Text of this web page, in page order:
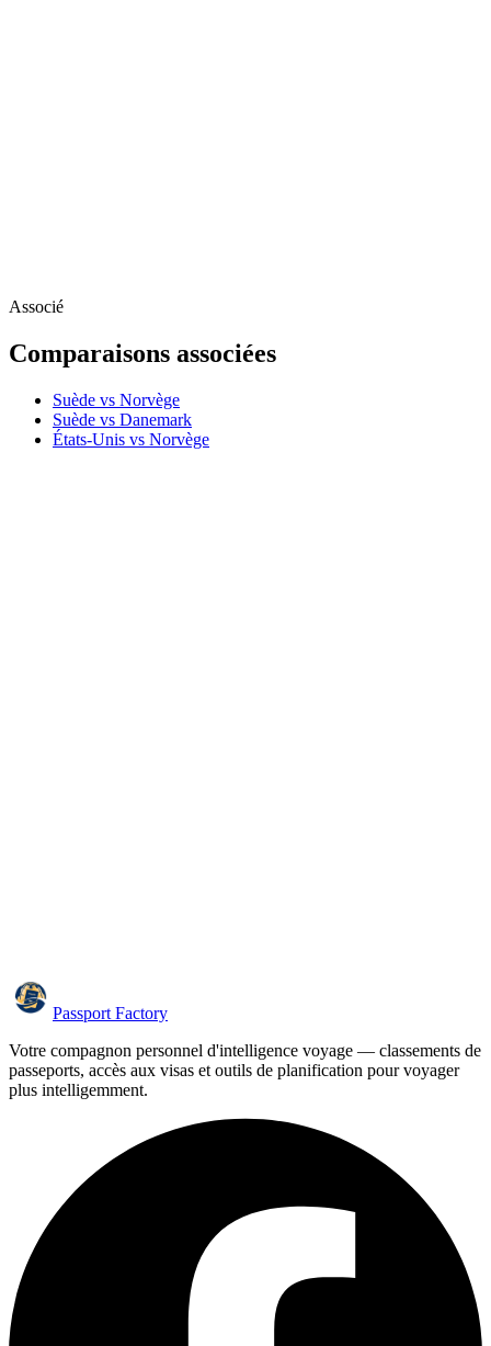
Associé
Comparaisons associées
Suède vs Norvège
Suède vs Danemark
États-Unis vs Norvège
Passport Factory
Votre compagnon personnel d'intelligence voyage — classements de
passeports, accès aux visas et outils de planification pour voyager
plus intelligemment.